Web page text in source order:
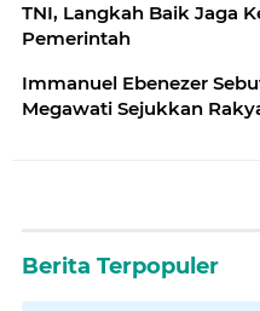
TNI, Langkah Baik Jaga
Pemerintah
Immanuel Ebenezer
Megawati Sejukkan
Berita Terpopuler